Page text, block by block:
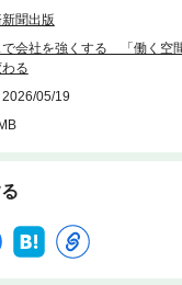
ニューアルした実例をカラー
ォーマンスを上げるオフィス
のしつらえ方など、データ
じめに第１章 オフィスが
性向上の秘密コラム■オフ
ングス株式会社第３章 人が
コラム■中央区立晴海図書
サステナブルな空間づく
なる。 イトーキのリニ
ス像・新しい働き方第４
聞出版
で会社を強くする 「働く空
る
2026/05/19